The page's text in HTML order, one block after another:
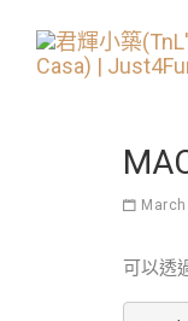
可以透